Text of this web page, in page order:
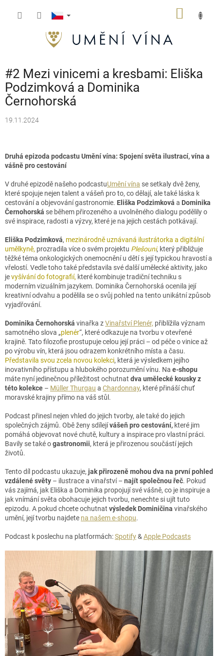
#2 Mezi vinicemi a kresbami: Eliška
Podzimková a Dominika
Černohorská
19.11.2024
Druhá epizoda podcastu Umění vína: Spojení světa ilustrací, vína a
vášně pro cestování
V druhé epizodě našeho podcastuUmění vína se setkaly dvě ženy,
které spojuje nejen talent a vášeň pro to, co dělají, ale také láska k
cestování a objevování gastronomie. Eliška Podzimková a Dominika
Černohorská se během přirozeného a uvolněného dialogu podělily o
své inspirace, radosti a výzvy, které je na jejich cestách potkávají.
Eliška Podzimková, mezinárodně uznávaná ilustrátorka a digitální
umělkyně, prozradila více o svém projektu Plešouni, který přibližuje
těžké téma onkologických onemocnění u dětí s její typickou hravostí a
vřelostí. Vedle toho také představila své další umělecké aktivity, jako
jevyšívání do fotografií, které kombinuje tradiční techniku s
moderním vizuálním jazykem. Dominika Černohorská ocenila její
kreativní odvahu a podělila se o svůj pohled na tento unikátní způsob
vyjadřování.
Dominika Černohorská vinařka zVinařství Plenér, přiblížila význam
samotného slova „plenér“, které odkazuje na tvorbu v otevřené
krajině. Tato filozofie prostupuje celou její práci – od péče o vinice až
po výrobu vín, která jsou odrazem konkrétního místa a času.
Představila svou zcela novou kolekci, která je výsledkem jejího
inovativního přístupu a hlubokého porozumění vínu. Na e-shopu
máte nyní jedinečnou příležitost ochutnat dva umělecké kousky z
této kolekce – Müller Thurgau a Chardonnay, které přináší chuť
moravské krajiny přímo na váš stůl.
Podcast přinesl nejen vhled do jejich tvorby, ale také do jejich
společných zájmů. Obě ženy sdílejívášeň pro cestování, které jim
pomáhá objevovat nové chutě, kultury a inspirace pro vlastní práci.
Bavily se také ogastronomii, která je přirozenou součástí jejich
životů.
Tento díl podcastu ukazuje, jak přirozeně mohou dva na první pohled
vzdálené světy – ilustrace a vinařství – najít společnou řeč. Pokud
vás zajímá, jak Eliška a Dominika propojují své vášně, co je inspiruje a
jak vnímání světa obohacuje jejich tvorbu, nenechte si ujít tuto
epizodu. A pokud chcete ochutnat výsledek Dominičina vinařského
umění, její tvorbu najdete na našem e-shopu.
Podcast k poslechu na platformách:Spotify& Apple Podcasts